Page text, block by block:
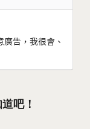
告，我很會、
吧！